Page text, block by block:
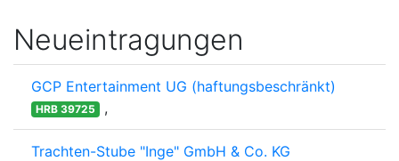
Neueintragungen
GCP Entertainment UG (haftungsbeschränkt)
HRB 39725 ,
Trachten-Stube "Inge" GmbH & Co. KG